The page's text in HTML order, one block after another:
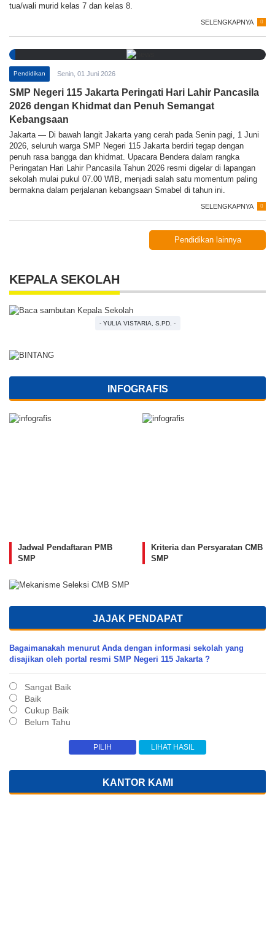
tua/wali murid kelas 7 dan kelas 8.
SELENGKAPNYA
Pendidikan Senin, 01 Juni 2026
SMP Negeri 115 Jakarta Peringati Hari Lahir Pancasila
2026 dengan Khidmat dan Penuh Semangat
Kebangsaan
Jakarta — Di bawah langit Jakarta yang cerah pada Senin pagi, 1 Juni
2026, seluruh warga SMP Negeri 115 Jakarta berdiri tegap dengan
penuh rasa bangga dan khidmat. Upacara Bendera dalam rangka
Peringatan Hari Lahir Pancasila Tahun 2026 resmi digelar di lapangan
sekolah mulai pukul 07.00 WIB, menjadi salah satu momentum paling
bermakna dalam perjalanan kebangsaan Smabel di tahun ini.
SELENGKAPNYA
Pendidikan lainnya
KEPALA SEKOLAH
- YULIA VISTARIA, S.PD. -
INFOGRAFIS
Jadwal Pendaftaran PMB
SMP
Kriteria dan Persyaratan CMB
SMP
JAJAK PENDAPAT
Bagaimanakah menurut Anda dengan informasi sekolah yang
disajikan oleh portal resmi SMP Negeri 115 Jakarta ?
Sangat Baik
Baik
Cukup Baik
Belum Tahu
KANTOR KAMI